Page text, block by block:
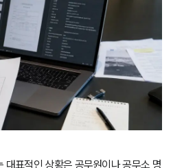
대표적인 상황은 공무원이나 공무소 명